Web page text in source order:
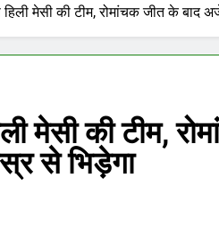
मेसी की टीम, रोमांचक जीत के बाद
मेसी की टीम,
से भिड़ेगा